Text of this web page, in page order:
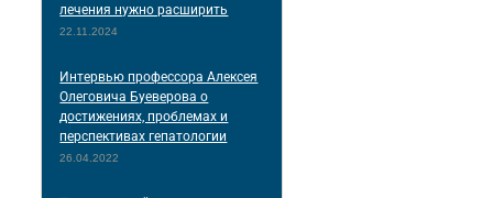
лечения нужно расширить
22.11.2024
Интервью профессора Алексея
Олеговича Буеверова о
достижениях, проблемах и
перспективах гепатологии
26.04.2022